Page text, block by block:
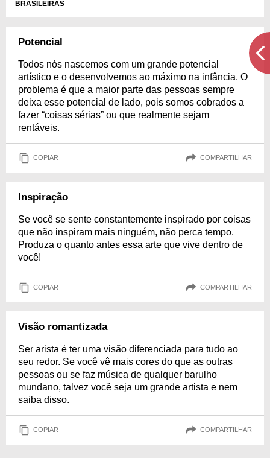
BRASILEIRAS
Potencial
Todos nós nascemos com um grande potencial
artístico e o desenvolvemos ao máximo na infância. O
problema é que a maior parte das pessoas sempre
deixa esse potencial de lado, pois somos cobrados a
fazer “coisas sérias” ou que realmente sejam
rentáveis.
COPIAR COMPARTILHAR
Inspiração
Se você se sente constantemente inspirado por coisas
que não inspiram mais ninguém, não perca tempo.
Produza o quanto antes essa arte que vive dentro de
você!
COPIAR COMPARTILHAR
Visão romantizada
Ser arista é ter uma visão diferenciada para tudo ao
seu redor. Se você vê mais cores do que as outras
pessoas ou se faz música de qualquer barulho
mundano, talvez você seja um grande artista e nem
saiba disso.
COPIAR COMPARTILHAR